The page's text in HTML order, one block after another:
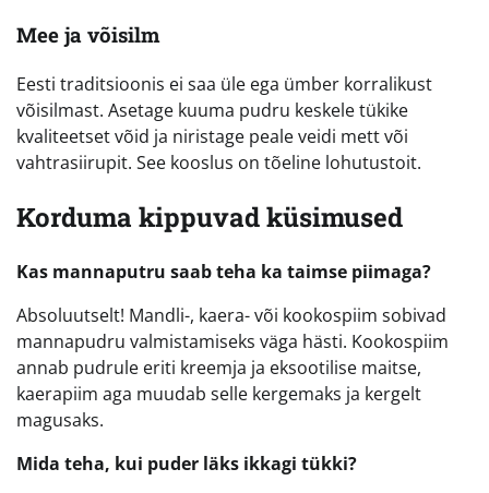
Mee ja võisilm
Eesti traditsioonis ei saa üle ega ümber korralikust
võisilmast. Asetage kuuma pudru keskele tükike
kvaliteetset võid ja niristage peale veidi mett või
vahtrasiirupit. See kooslus on tõeline lohutustoit.
Korduma kippuvad küsimused
Kas mannaputru saab teha ka taimse piimaga?
Absoluutselt! Mandli-, kaera- või kookospiim sobivad
mannapudru valmistamiseks väga hästi. Kookospiim
annab pudrule eriti kreemja ja eksootilise maitse,
kaerapiim aga muudab selle kergemaks ja kergelt
magusaks.
Mida teha, kui puder läks ikkagi tükki?